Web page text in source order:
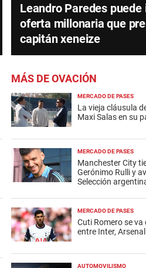
Leandro Paredes
oferta millonaria que
capitán xeneize
MÁS DE OVACIÓN
MERCADO DE PASES
La vieja cláusula
Maxi Salas en su
MERCADO DE PASES
Manchester City
Gerónimo Rulli y
Selección
MERCADO DE PASES
Cuti Romero se
entre Inter,
AUTOMOVILISMO